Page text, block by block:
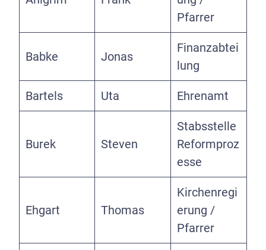
Pfarrer
Babke Jonas
Finanzabtei
lung
Bartels Uta Ehrenamt
Burek Steven
Stabsstelle
Reformproz
esse
Ehgart Thomas
Kirchenregi
erung /
Pfarrer